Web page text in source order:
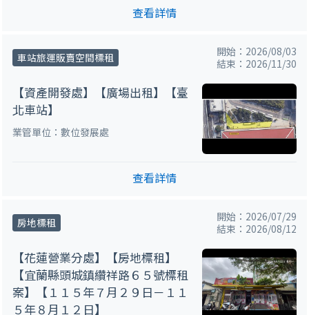
查看詳情
車站旅運販賣空間標租
開始：2026/08/03
結束：2026/11/30
【資產開發處】【廣場出租】【臺
北車站】
業管單位：數位發展處
查看詳情
房地標租
開始：2026/07/29
結束：2026/08/12
【花蓮營業分處】【房地標租】
【宜蘭縣頭城鎮纘祥路６５號標租
案】【１１５年７月２９日－１１
５年８月１２日】